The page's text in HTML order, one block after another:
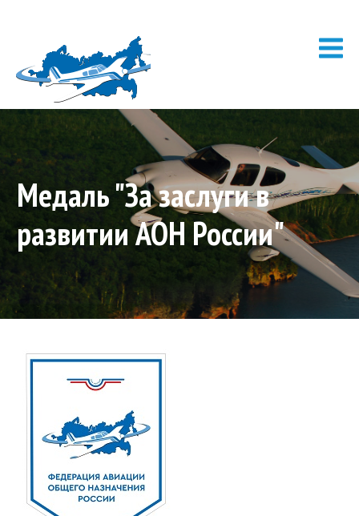
Медаль "За заслуги в
развитии АОН России"